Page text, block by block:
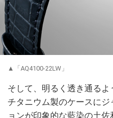
▲「AQ4100-22LW」
そして、明るく透き通る
チタニウム製のケースに
ョンが印象的な藍染の土